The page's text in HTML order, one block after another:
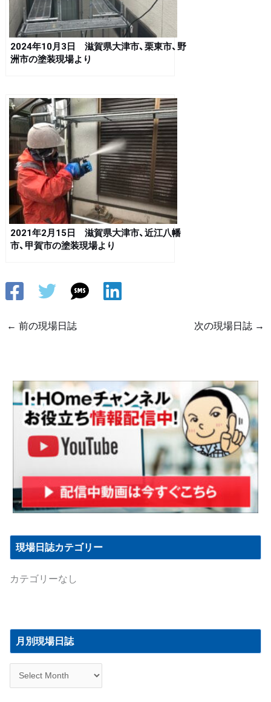
2024年10月3日 滋賀県大津市、栗東市、野
洲市の塗装現場より
2021年2月15日 滋賀県大津市、近江八幡
市、甲賀市の塗装現場より
← 前の現場日誌 次の現場日誌 →
現場日誌カテゴリー
カテゴリーなし
月別現場日誌
現
日